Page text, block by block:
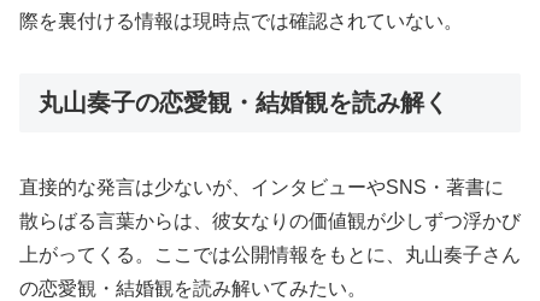
際を裏付ける情報は現時点では確認されていない。
丸山奏子の恋愛観・結婚観を読み解く
直接的な発言は少ないが、インタビューやSNS・著書に
散らばる言葉からは、彼女なりの価値観が少しずつ浮かび
上がってくる。ここでは公開情報をもとに、丸山奏子さん
の恋愛観・結婚観を読み解いてみたい。